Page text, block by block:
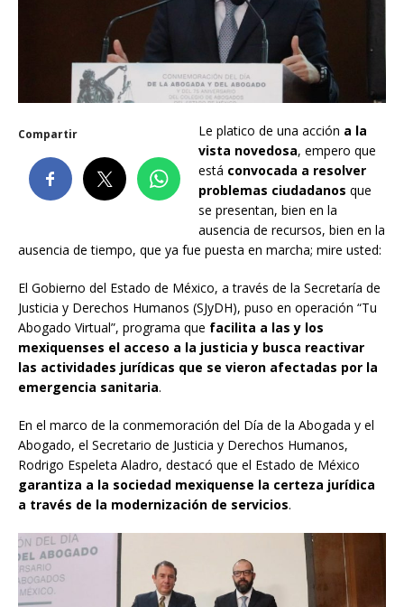
Compartir Le platico de una acción a la
vista novedosa, empero que
está convocada a resolver
problemas ciudadanos que
se presentan, bien en la
ausencia de recursos, bien en la
ausencia de tiempo, que ya fue puesta en marcha; mire usted:
El Gobierno del Estado de México, a través de la Secretaría de
Justicia y Derechos Humanos (SJyDH), puso en operación “Tu
Abogado Virtual”, programa que facilita a las y los
mexiquenses el acceso a la justicia y busca reactivar
las actividades jurídicas que se vieron afectadas por la
emergencia sanitaria.
En el marco de la conmemoración del Día de la Abogada y el
Abogado, el Secretario de Justicia y Derechos Humanos,
Rodrigo Espeleta Aladro, destacó que el Estado de México
garantiza a la sociedad mexiquense la certeza jurídica
a través de la modernización de servicios.